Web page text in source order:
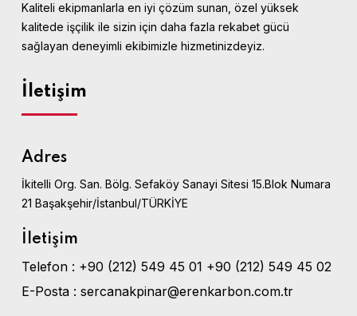
Kaliteli ekipmanlarla en iyi çözüm sunan, özel yüksek
kalitede işçilik ile sizin için daha fazla rekabet gücü
sağlayan deneyimli ekibimizle hizmetinizdeyiz.
İletişim
Adres
İkitelli Org. San. Bölg. Sefaköy Sanayi Sitesi 15.Blok Numara
21 Başakşehir/İstanbul/TÜRKİYE
İletişim
Telefon : +90 (212) 549 45 01 +90 (212) 549 45 02
E-Posta : sercanakpinar@erenkarbon.com.tr